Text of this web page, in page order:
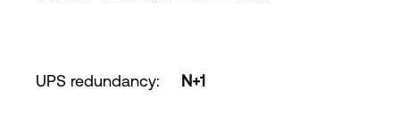
UPS redundancy: N+1